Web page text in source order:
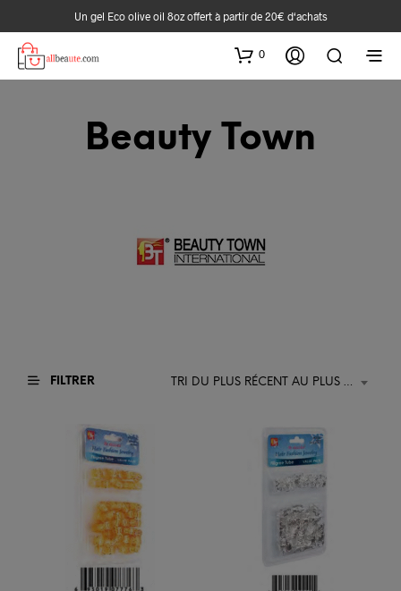
Un gel Eco olive oil 8oz offert à partir de 20€ d‘achats
0
Beauty Town
FILTRER TRI DU PLUS RÉCENT AU PLUS ANCIEN